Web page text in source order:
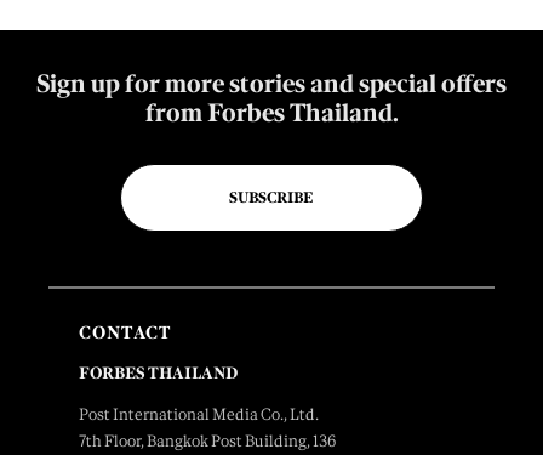
Sign up for more stories and special offers
from Forbes Thailand.
SUBSCRIBE
CONTACT
FORBES THAILAND
Post International Media Co., Ltd.
7th Floor, Bangkok Post Building, 136